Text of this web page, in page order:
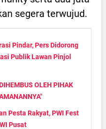
segera terwujud.
Pindar, Pers Didorong
Publik Lawan Pinjol
OLEH PIHAK
Pesta Rakyat, PWI Fest
Pusat